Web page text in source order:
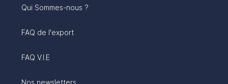
Qui Sommes-nous ?
FAQ de l'export
FAQ V.I.E